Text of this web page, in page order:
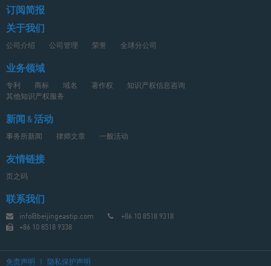
订阅简报
关于我们
公司介绍 公司管理 荣誉 全球分公司
业务领域
专利 商标 域名 著作权
知识产权信息咨询
其他知识产权服务
新闻 & 活动
事务所新闻 律师文章 一般活动
友情链接
页之码
联系我们
info@beijingeastip.com
+86 10 8518 9318
+86 10 8518 9338
免责声明 隐私保护声明